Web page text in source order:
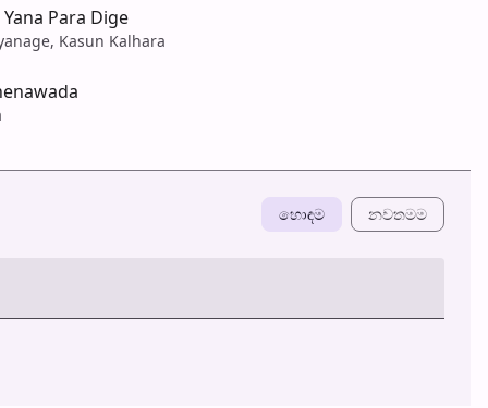
Para Dige
Kasun Kalhara
හොඳම නවත​මම